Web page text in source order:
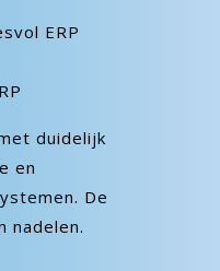
ERP
duidelijk
en
De
nadelen.